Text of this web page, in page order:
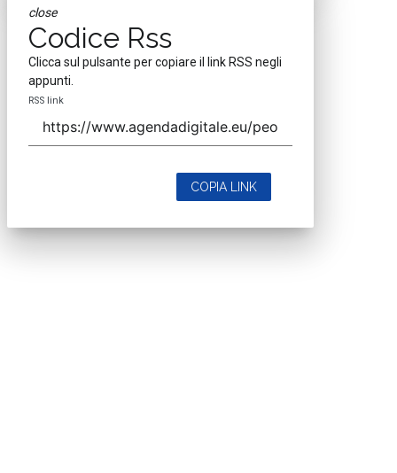
close
Codice Rss
Clicca sul pulsante per copiare il link RSS negli
appunti.
RSS link
COPIA LINK